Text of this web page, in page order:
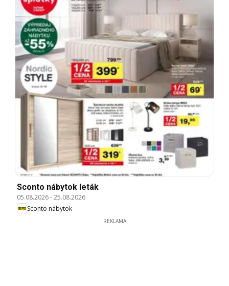
Sconto nábytok leták
05.08.2026-25.08.2026
Sconto nábytok
REKLAMA